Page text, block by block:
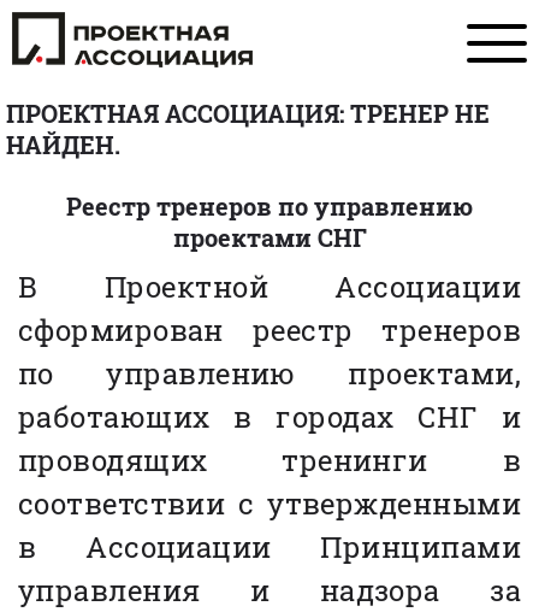
ПРОЕКТНАЯ АССОЦИАЦИЯ: ТРЕНЕР НЕ
НАЙДЕН.
Реестр тренеров по управлению
проектами СНГ
В Проектной Ассоциации
сформирован реестр тренеров
по управлению проектами,
работающих в городах СНГ и
проводящих тренинги в
соответствии с утвержденными
в Ассоциации Принципами
управления и надзора за